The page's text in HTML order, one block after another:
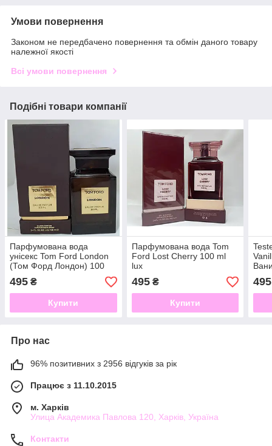
Умови повернення
Законом не передбачено повернення та обмін даного товару
належної якості
Всі умови повернення
Подібні товари компанії
Парфумована вода
унісекс Tom Ford London
(Том Форд Лондон) 100
мл
495 ₴
Купити
Парфумована вода Tom
Ford Lost Cherry 100 ml
lux
495₴
Купити
495
Про нас
96% позитивних з 2956 відгуків за рік
Працює з 11.10.2015
м. Харків
Улица Академика Павлова 120, Харків, Україна
Контакти